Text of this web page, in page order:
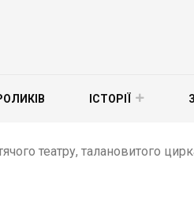
ІСТОРІЇ
театру, талановитого